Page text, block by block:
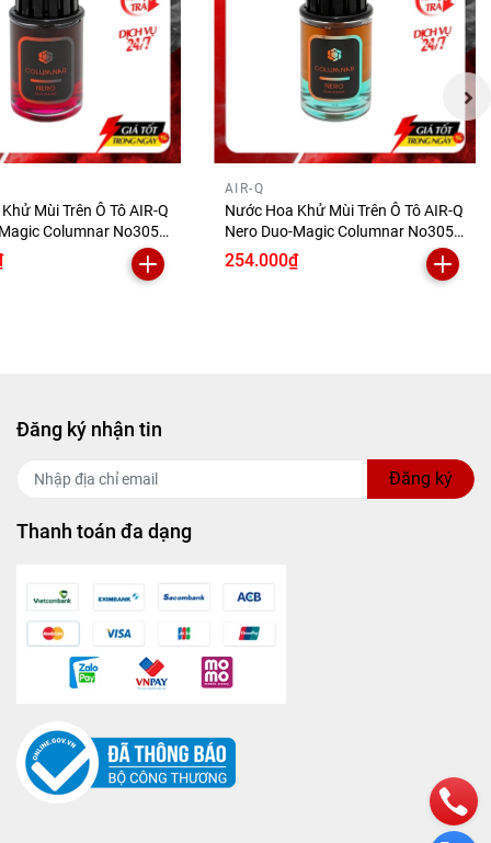
mỉ của
mái,
vào đó
không
khi sử
Mùi Trên Ô Tô AIR-Q
Columnar No305-
160ml
AIR-Q
Nước Hoa Khử Mùi Trên Ô Tô AIR-Q
Nero Duo-Magic Columnar No305-
3 Musk 160ml
254.000₫
Đăng ký nhận tin
Đăng ký
Thanh toán đa dạng